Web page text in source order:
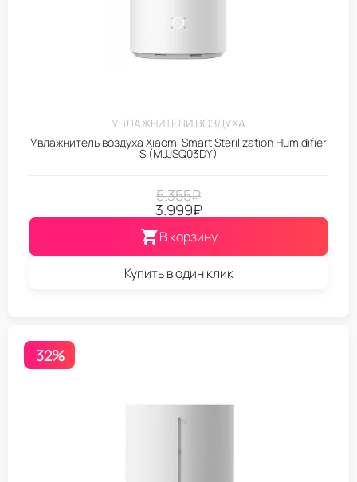
УВЛАЖНИТЕЛИ ВОЗДУХА
Увлажнитель воздуха Xiaomi Smart Sterilization Humidifier
S (MJJSQ03DY)
5.355₽
3.999₽
В корзину
Купить в один клик
32%